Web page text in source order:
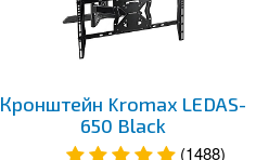
Кронштейн Kromax LEDAS-
650 Black
(1488)